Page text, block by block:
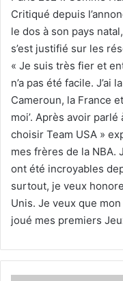
Critiqué depuis
le dos à son pays
s’est justifié sur les
« Je suis très fier et
n’a pas été facile. J’ai
Cameroun, la France
moi’. Après avoir parlé
choisir Team USA »
mes frères de la NBA.
ont été incroyables
surtout, je veux
Unis. Je veux que mon
joué mes premiers